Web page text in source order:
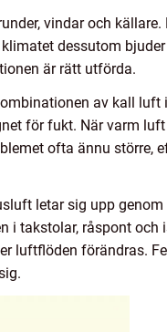
vindar och
dessutom
är rätt utförda.
av kall luft
för fukt. När varm
ofta ännu större,
letar sig upp
i takstolar, råspont och
luftflöden förändras.